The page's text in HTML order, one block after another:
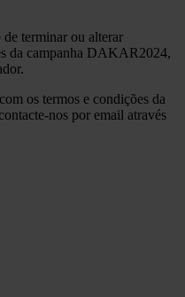
terminar ou alterar
da campanha DAKAR2024,
os termos e condições da
nos por email através